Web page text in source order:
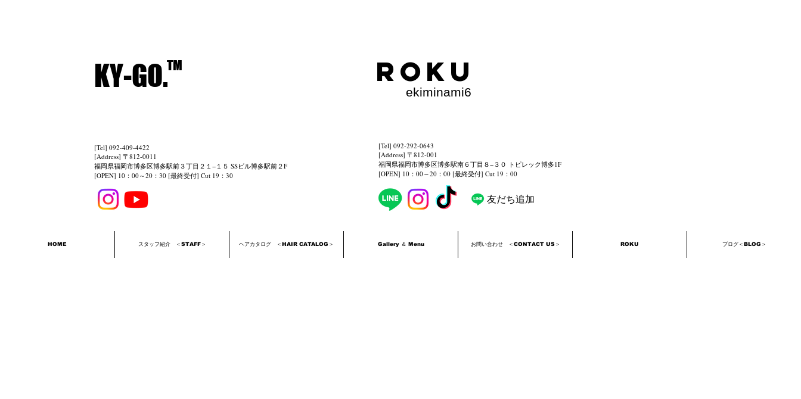
​KY-GO.​TM
[Tel] 092-409-4422
[Address] 〒812-0011
福岡県福岡市博多区博多駅前３丁目２１−１５ SSビル博多駅前２F
[OPEN] 10：00～20：30 [最終受付] Cut 19：30
​Roku
ekiminami6
[Tel] 092-292-0643
[Address] 〒812-001
福岡県福岡市博多区博多駅南６丁目８−３０ トピレック博多1F
[OPEN] 10：00～20：00 [最終受付] Cut 19：00
友だち追加
HOME スタッフ紹介 ＜STAFF＞ ヘアカタログ ＜HAIR CATALOG＞ Gallery ＆ Menu お問い合わせ ＜CONTACT US＞ ROKU ブログ＜BLOG＞